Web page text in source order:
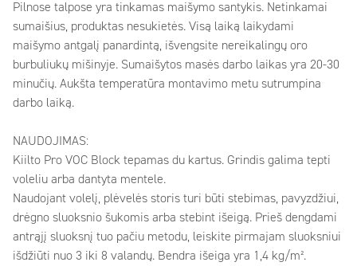
Pilnose talpose yra tinkamas maišymo santykis. Netinkamai
sumaišius, produktas nesukietės. Visą laiką laikydami
maišymo antgalį panardintą, išvengsite nereikalingų oro
burbuliukų mišinyje. Sumaišytos masės darbo laikas yra 20-30
minučių. Aukšta temperatūra montavimo metu sutrumpina
darbo laiką.
NAUDOJIMAS:
Kiilto Pro VOC Block tepamas du kartus. Grindis galima tepti
voleliu arba dantyta mentele.
Naudojant volelį, plėvelės storis turi būti stebimas, pavyzdžiui,
drėgno sluoksnio šukomis arba stebint išeigą. Prieš dengdami
antrąjį sluoksnį tuo pačiu metodu, leiskite pirmajam sluoksniui
išdžiūti nuo 3 iki 8 valandų. Bendra išeiga yra 1,4 kg/m².